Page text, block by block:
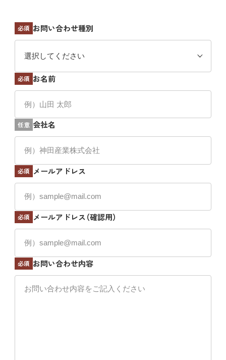
お問い合わせ種別
必須
お名前
必須
会社名
任意
メールアドレス
必須
メールアドレス（確認用）
必須
お問い合わせ内容
必須